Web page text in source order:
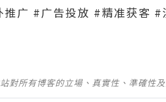
广 #广告投放 #精准获客
對所有博客的立場、真實性、準確性